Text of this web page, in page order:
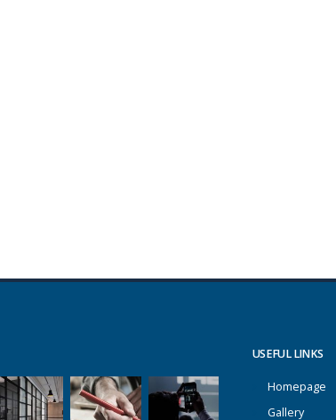
USEFUL LINKS
Homepage
Gallery